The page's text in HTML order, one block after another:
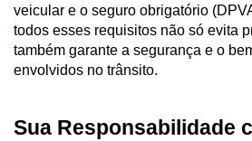
veicular e o seguro obrigatório
todos esses requisitos não só evita
também garante a segurança e o
envolvidos no trânsito.
Sua Responsabilidade